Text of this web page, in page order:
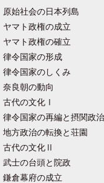
原始社会の日本列島
ヤマト政権の成立
ヤマト政権の確立
律令国家の形成
律令国家のしくみ
奈良朝の動向
古代の文化Ⅰ
律令国家の再編と摂関政治
地方政治の転換と荘園
古代の文化Ⅱ
武士の台頭と院政
鎌倉幕府の成立